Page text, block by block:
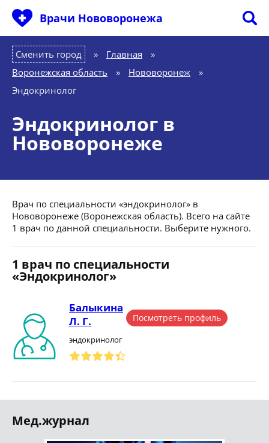
Врачи Нововоронежа
Сменить город Главная
»
Воронежская область
» Нововоронеж
»
Эндокринолог
Эндокринолог в
Нововоронеже
Врач по специальности «эндокринолог» в
Нововоронеже (Воронежская область). Всего на сайте
1 врач по данной специальности. Выберите нужного.
1 врач по специальности
«Эндокринолог»
Балыкина
Л. Г.
эндокринолог
Посмотреть профиль
Мед.журнал